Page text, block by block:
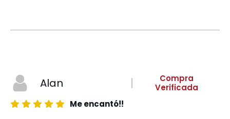
Alan
Compra
Verificada
Me encantó!!